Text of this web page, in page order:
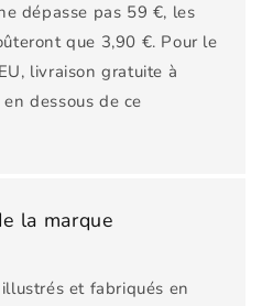
dépasse pas 59 €, les
que 3,90 €. Pour le
livraison gratuite à
dessous de ce
la marque
et fabriqués en